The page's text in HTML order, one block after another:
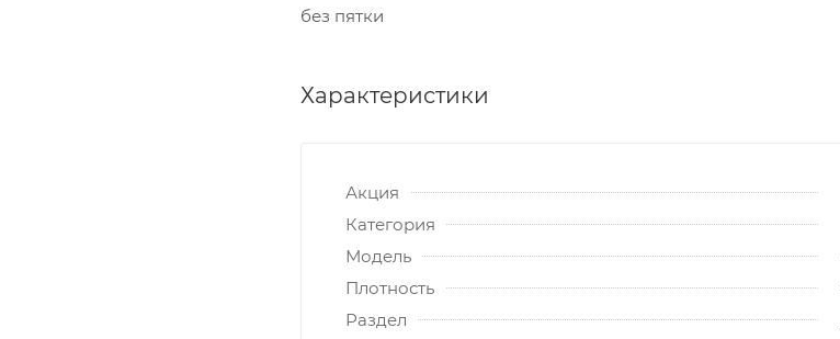
без пятки
Характеристики
Акция
Категория
Модель
Плотность
Раздел